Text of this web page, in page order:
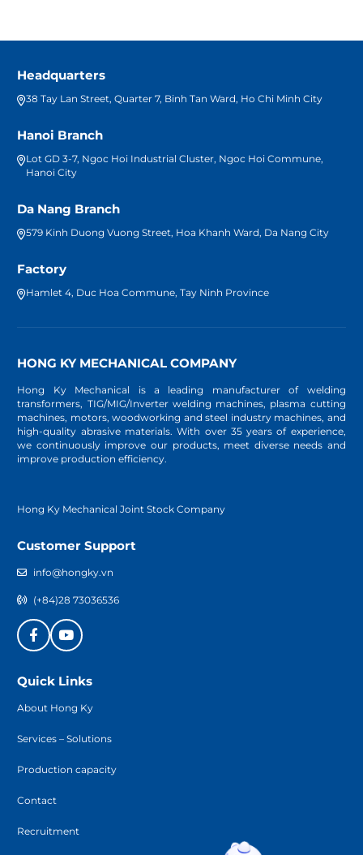
Headquarters
38 Tay Lan Street, Quarter 7, Binh Tan Ward, Ho Chi Minh City
Hanoi Branch
Lot GD 3-7, Ngoc Hoi Industrial Cluster, Ngoc Hoi Commune,
Hanoi City
Da Nang Branch
579 Kinh Duong Vuong Street, Hoa Khanh Ward, Da Nang City
Factory
Hamlet 4, Duc Hoa Commune, Tay Ninh Province
HONG KY MECHANICAL COMPANY
Hong Ky Mechanical is a leading manufacturer of welding
transformers, TIG/MIG/Inverter welding machines, plasma cutting
machines, motors, woodworking and steel industry machines, and
high-quality abrasive materials. With over 35 years of experience,
we continuously improve our products, meet diverse needs and
improve production efficiency.
Hong Ky Mechanical Joint Stock Company
Customer Support
info@hongky.vn
(+84)28 73036536
Quick Links
About Hong Ky
Services – Solutions
Production capacity
Contact
Recruitment